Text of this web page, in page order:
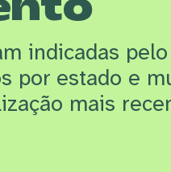
indicadas
por estado e
mais